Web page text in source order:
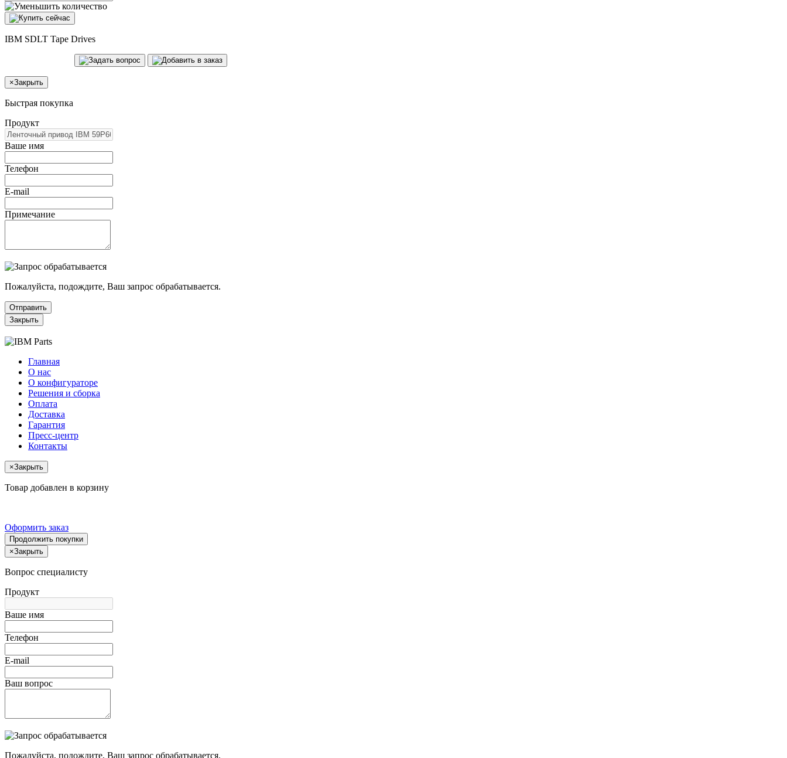
IBM SDLT Tape Drives
×Закрыть
Быстрая покупка
Продукт
Ваше имя
Телефон
E-mail
Примечание
Пожалуйста, подождите, Ваш запрос обрабатывается.
Отправить
Закрыть
Главная
О нас
О конфигураторе
Решения и сборка
Оплата
Доставка
Гарантия
Пресс-центр
Контакты
×Закрыть
Товар добавлен в корзину
Оформить заказ
Продолжить покупки
×Закрыть
Вопрос специалисту
Продукт
Ваше имя
Телефон
E-mail
Ваш вопрос
Пожалуйста, подождите, Ваш запрос обрабатывается.